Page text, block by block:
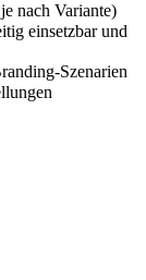
nach Variante)
einsetzbar und
Szenarien